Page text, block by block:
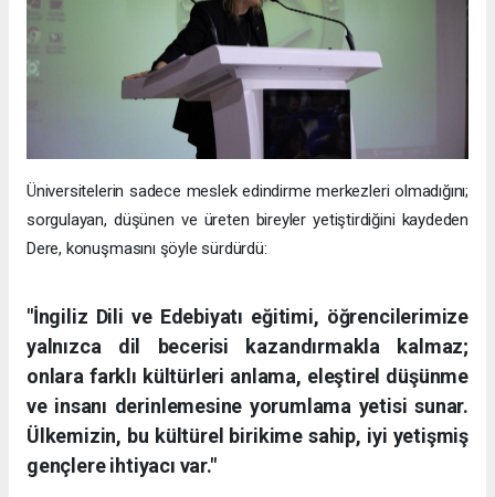
Üniversitelerin sadece meslek edindirme merkezleri olmadığını;
sorgulayan, düşünen ve üreten bireyler yetiştirdiğini kaydeden
Dere, konuşmasını şöyle sürdürdü:
"İngiliz Dili ve Edebiyatı eğitimi, öğrencilerimize
yalnızca dil becerisi kazandırmakla kalmaz;
onlara farklı kültürleri anlama, eleştirel düşünme
ve insanı derinlemesine yorumlama yetisi sunar.
Ülkemizin, bu kültürel birikime sahip, iyi yetişmiş
gençlere ihtiyacı var."